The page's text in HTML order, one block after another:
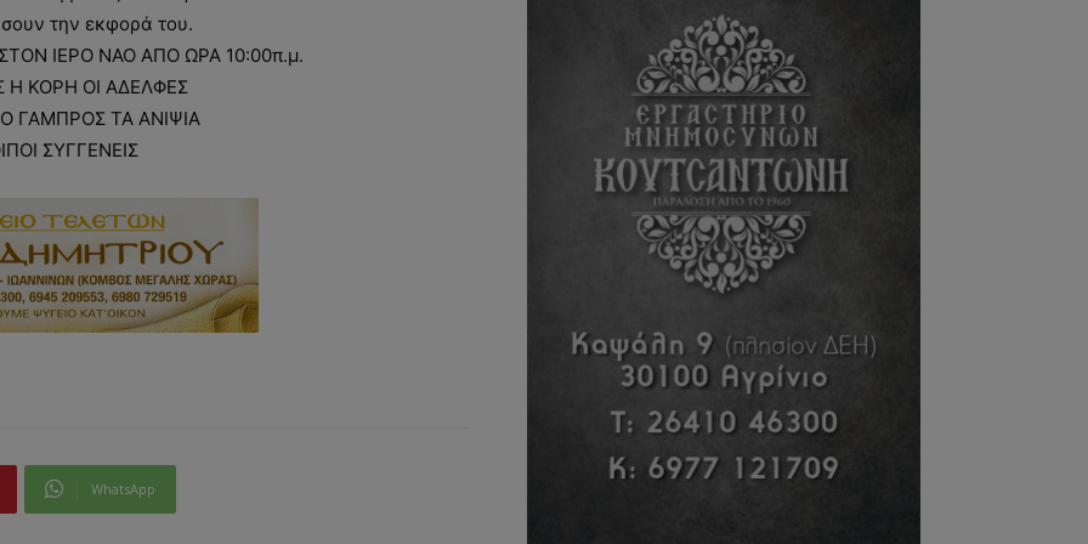
την εκφορά του.
ΙΕΡΟ ΝΑΟ ΑΠΟ ΩΡΑ 10:00π.μ.
Η ΚΟΡΗ ΟΙ ΑΔΕΛΦΕΣ
ΓΑΜΠΡΟΣ ΤΑ ΑΝΙΨΙΑ
ΣΥΓΓΕΝΕΙΣ
WhatsApp